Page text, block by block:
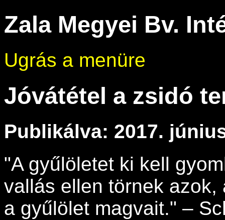
Zala Megyei Bv.
Ugrás a menüre
Jóvátétel a zsidó
Publikálva: 2017.
"A gyűlöletet ki kell
vallás ellen törnek
a gyűlölet magvait." –